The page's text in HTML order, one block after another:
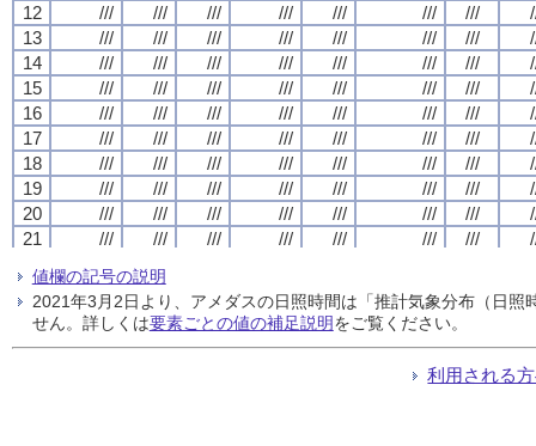
12
/// /// /// /// /// /// ///
13
/// /// /// /// /// /// ///
14
/// /// /// /// /// /// ///
15
/// /// /// /// /// /// ///
16
/// /// /// /// /// /// ///
17
/// /// /// /// /// /// ///
18
/// /// /// /// /// /// ///
19
/// /// /// /// /// /// ///
20
/// /// /// /// /// /// ///
21
/// /// /// /// /// /// ///
23
/// /// ///
24
/// /// /// /// /// /// ///
12
/// /// /// /// /// /// ///
13
/// /// /// /// /// /// ///
14
/// /// /// /// /// /// ///
15
/// /// /// /// /// /// ///
16
/// /// /// /// /// /// ///
17
/// /// /// /// /// /// ///
18
/// /// /// /// /// /// ///
19
/// /// /// /// /// /// ///
20
/// /// /// /// /// /// ///
21
/// /// /// /// /// /// ///
23
/// /// ///
24
/// /// /// /// /// /// ///
12
/// /// /// /// /// /// ///
13
/// /// /// /// /// /// ///
14
/// /// /// /// /// /// ///
15
/// /// /// /// /// /// ///
16
/// /// /// /// /// /// ///
17
/// /// /// /// /// /// ///
18
/// /// /// /// /// /// ///
19
/// /// /// /// /// /// ///
20
/// /// /// /// /// /// ///
21
/// /// /// /// /// /// ///
23
/// /// ///
24
/// /// /// /// /// /// ///
12
/// /// /// /// /// /// ///
13
/// /// /// /// /// /// ///
14
/// /// /// /// /// /// ///
15
/// /// /// /// /// /// ///
16
/// /// /// /// /// /// ///
17
/// /// /// /// /// /// ///
18
/// /// /// /// /// /// ///
19
/// /// /// /// /// /// ///
20
/// /// /// /// /// /// ///
21
/// /// /// /// /// /// ///
23
/// /// ///
24
/// /// /// /// /// /// ///
値欄の記号の説明
2021年3月2日より、アメダスの日照時間は「推計気象分布（日
せん。詳しくは要素ごとの値の補足説明をご覧ください。
利用される